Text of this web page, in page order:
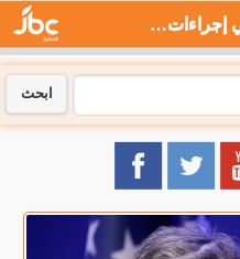
بلينكن: نفكر في إجراءات ضد قادة الجيش السوداني والدعم السريع - جي بي سي نيوز
ابحث